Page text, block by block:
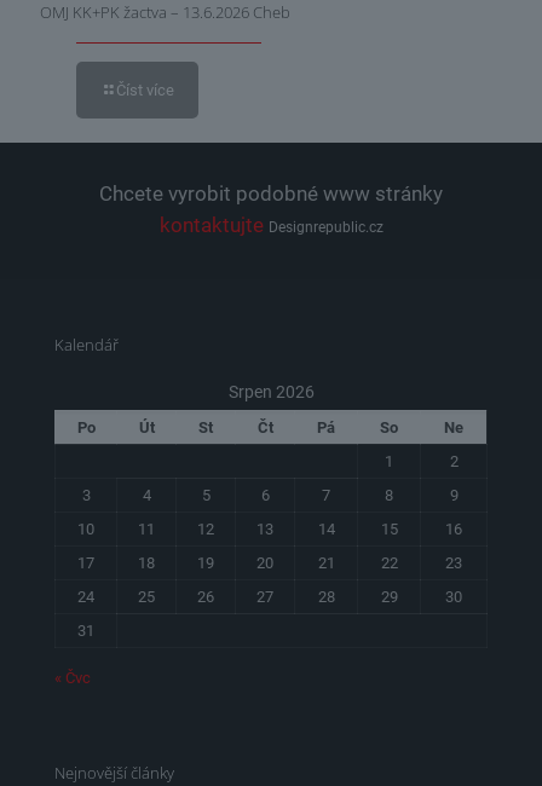
OMJ KK+PK žactva – 13.6.2026 Cheb
Číst více
Chcete vyrobit podobné www stránky
kontaktujte Designrepublic.cz
Kalendář
Srpen 2026
Po Út St Čt Pá So
Ne
1
2
3
4 5 6 7 8
9
10
11 12 13 14 15
16
17
18 19 20 21 22
23
24
25 26 27 28 29
30
31
« Čvc
Nejnovější články